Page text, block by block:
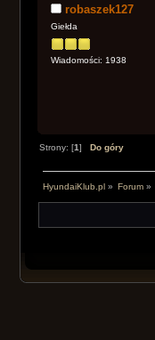
robaszek127
Giełda
Wiadomości: 1938
Strony: [1]Do góry
HyundaiKlub.pl» Forum»